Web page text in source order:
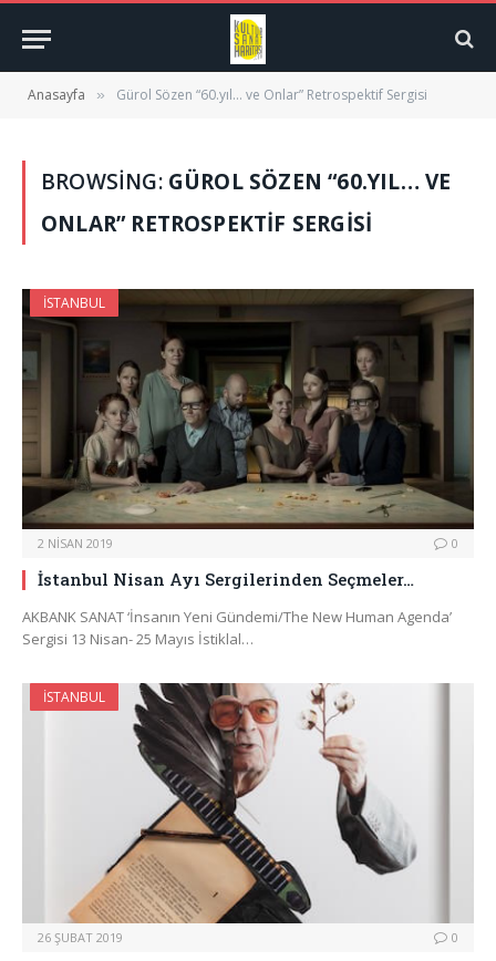
Anasayfa » Gürol Sözen “60.yıl… ve Onlar” Retrospektif Sergisi
BROWSING: GÜROL SÖZEN “60.YIL… VE
ONLAR” RETROSPEKTIF SERGISI
İSTANBUL
2 NISAN 2019 0
İstanbul Nisan Ayı Sergilerinden Seçmeler…
AKBANK SANAT ‘İnsanın Yeni Gündemi/The New Human Agenda’
Sergisi 13 Nisan- 25 Mayıs İstiklal…
İSTANBUL
26 ŞUBAT 2019 0